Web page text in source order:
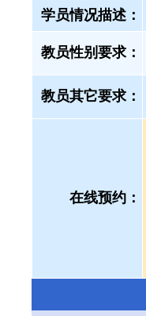
学员情况描述：
教员性别要求：
教员其它要求：
在线预约：